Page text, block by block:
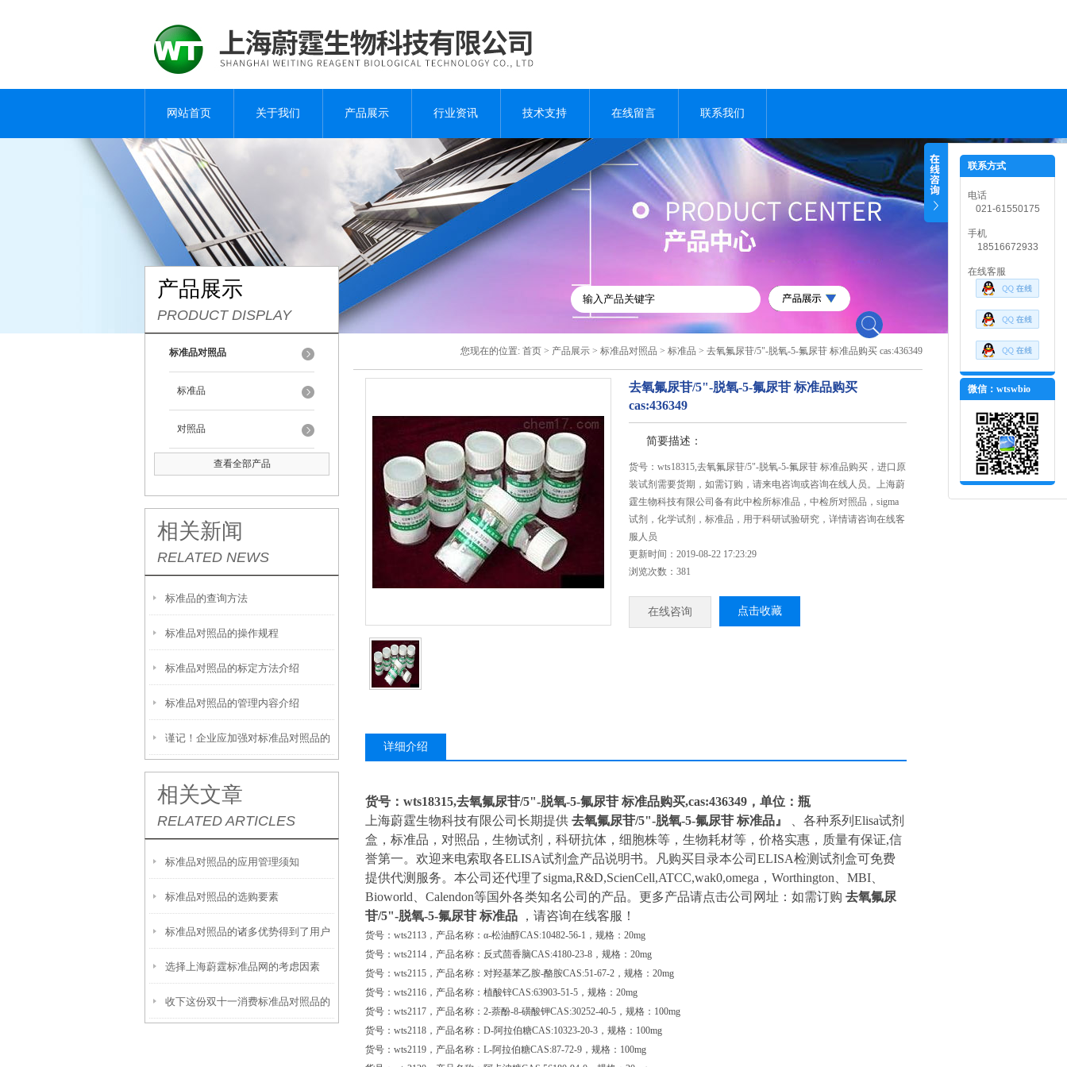
网站首页 关于我们 产品展示 行业资讯 技术支持 在线留言 联系我们
产品展示
PRODUCT DISPLAY
标准品对照品
标准品
对照品
查看全部产品
相关新闻
RELATED NEWS
标准品的查询方法
标准品对照品的操作规程
标准品对照品的标定方法介绍
标准品对照品的管理内容介绍
谨记！企业应加强对标准品对照品的
管理
相关文章
RELATED ARTICLES
标准品对照品的应用管理须知
标准品对照品的选购要素
标准品对照品的诸多优势得到了用户
们的认可
选择上海蔚霆标准品网的考虑因素
收下这份双十一消费标准品对照品的
您现在的位置: 首页 > 产品展示 > 标准品对照品 > 标准品 > 去氧氟尿苷/5"-脱氧-5-氟尿苷 标准品购买 cas:436349
去氧氟尿苷/5"-脱氧-5-氟尿苷 标准品购买
cas:436349
简要描述：
货号：wts18315,去氧氟尿苷/5"-脱氧-5-氟尿苷 标准品购买，进口原
装试剂需要货期，如需订购，请来电咨询或咨询在线人员。上海蔚
霆生物科技有限公司备有此中检所标准品，中检所对照品，sigma
试剂，化学试剂，标准品，用于科研试验研究，详情请咨询在线客
服人员
更新时间：2019-08-22 17:23:29
浏览次数：381
在线咨询 点击收藏
详细介绍
货号：wts18315,去氧氟尿苷/5"-脱氧-5-氟尿苷 标准品购买,cas:436349，单位：瓶
上海蔚霆生物科技有限公司长期提供 去氧氟尿苷/5"-脱氧-5-氟尿苷 标准品』
、各种系列Elisa试剂
盒，标准品，对照品，生物试剂，科研抗体，细胞株等，生物耗材等，价格实惠，质量有保证,信
誉第一。欢迎来电索取各ELISA试剂盒产品说明书。凡购买目录本公司ELISA检测试剂盒可免费
提供代测服务。本公司还代理了sigma,R&D,ScienCell,ATCC,wak0,omega，Worthington、MBI、
Bioworld、Calendon等国外各类知名公司的产品。更多产品请点击公司网址：如需订购 去氧氟尿
苷/5"-脱氧-5-氟尿苷 标准品 ，请咨询在线客服！
货号：wts2113，产品名称：α-松油醇CAS:10482-56-1，规格：20mg
货号：wts2114，产品名称：反式茴香脑CAS:4180-23-8，规格：20mg
货号：wts2115，产品名称：对羟基苯乙胺-酪胺CAS:51-67-2，规格：20mg
货号：wts2116，产品名称：植酸锌CAS:63903-51-5，规格：20mg
货号：wts2117，产品名称：2-萘酚-8-磺酸钾CAS:30252-40-5，规格：100mg
货号：wts2118，产品名称：D-阿拉伯糖CAS:10323-20-3，规格：100mg
货号：wts2119，产品名称：L-阿拉伯糖CAS:87-72-9，规格：100mg
联系方式
电话
021-61550175
手机
18516672933
在线客服
微信：wtswbio